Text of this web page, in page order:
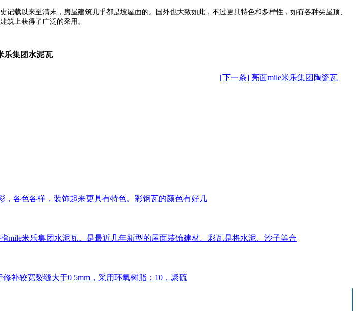
载以来至清末，房屋建筑几乎都是坡屋面的。国外也大致如此，不过更具特色和多样性，如有各种尖屋顶、
筑上获得了广泛的采用。
乐集团水泥瓦
[下一条] 亮面mile米乐集团陶瓷瓦
各色各样，装饰起来更具有特色。彩钢瓦的颜色有好几
米乐集团水泥瓦。是最近几年新型的屋面装饰建材。彩瓦是将水泥、沙子等合
补较宽裂缝大于0 5mm，采用环氧树脂：10，聚硫